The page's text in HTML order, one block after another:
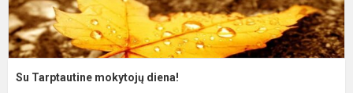
Su Tarptautine mokytojų diena!